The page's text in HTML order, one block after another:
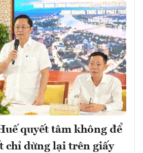
quyết tâm không để
chỉ dừng lại trên giấy